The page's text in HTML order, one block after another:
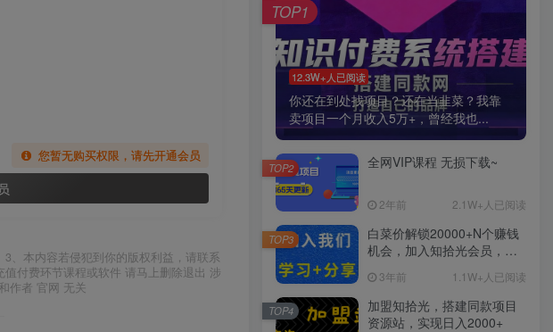
您暂无购买权限，请先开通会员
、本内容若侵犯到你的版权利益，请联系
付费环节课程或软件 请马上删除退出 涉
作者 官网 无关
12.3W+人已阅读
你还在到处找项目？还在当韭菜？我靠
卖项目一个月收入5万+，曾经我也...
TOP1
全网VIP课程 无损下载~
2年前 2.1W+人已阅读
TOP2
白菜价解锁20000+N个赚钱
机会，加入知拾光会员，全
3年前 1.1W+人已阅读
TOP3
加盟知拾光，搭建同款项目
资源站，实现日入2000+
TOP4